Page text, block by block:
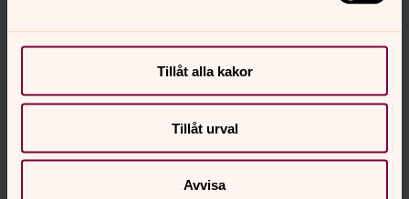
Tillåt alla kakor
Tillåt urval
Avvisa
Foto: Gunnar Menander